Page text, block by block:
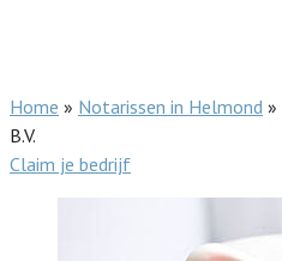
Home » Notarissen in Helmond »
B.V.
Claim je bedrijf